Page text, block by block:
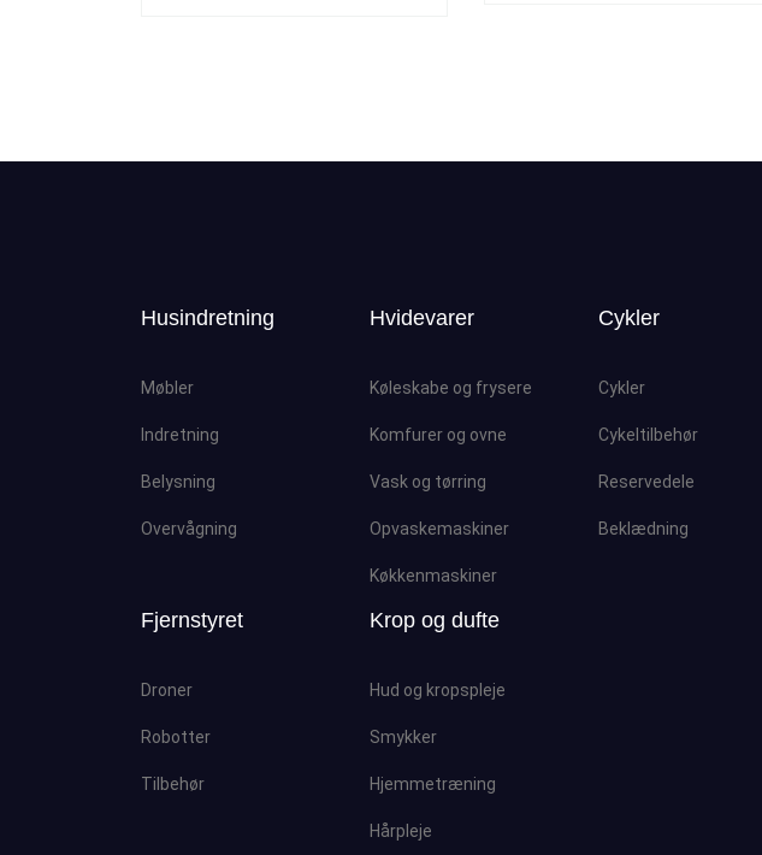
Husindretning
Møbler
Indretning
Belysning
Overvågning
Hvidevarer
Køleskabe og frysere
Komfurer og ovne
Vask og tørring
Opvaskemaskiner
Køkkenmaskiner
Cykler
Cykler
Cykeltilbehør
Reservedele
Beklædning
Fjernstyret
Droner
Robotter
Tilbehør
Krop og dufte
Hud og kropspleje
Smykker
Hjemmetræning
Hårpleje